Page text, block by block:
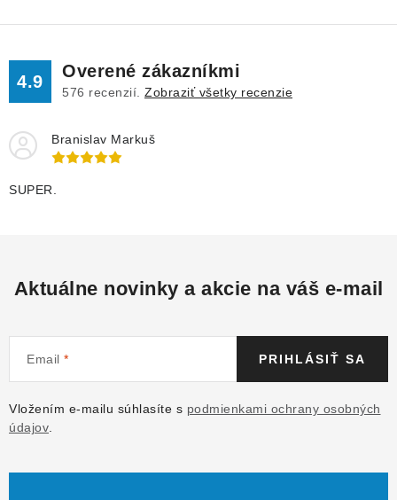
4.9
Overené zákazníkmi
576 recenzií. Zobraziť všetky recenzie
Branislav Markuš
SUPER.
Aktuálne novinky a akcie na váš e-mail
Email
Vložením e-mailu súhlasíte s podmienkami ochrany osobných
údajov
PRIHLÁSIŤ SA